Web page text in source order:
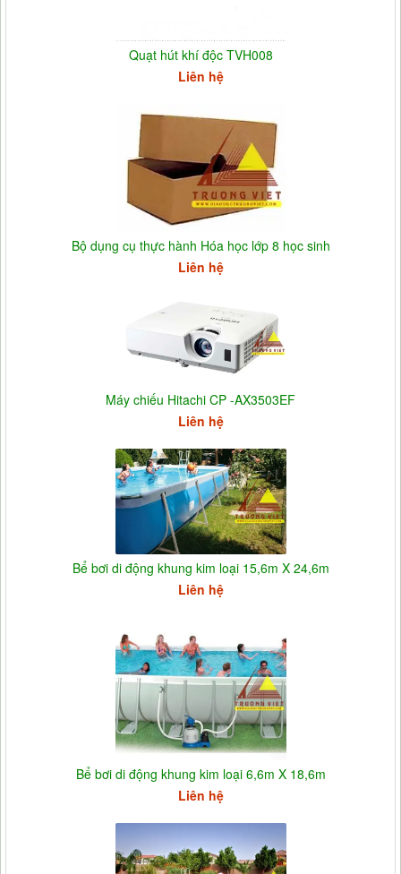
Quạt hút khí độc TVH008
Liên hệ
Bộ dụng cụ thực hành Hóa học lớp 8 học sinh
Liên hệ
Máy chiếu Hitachi CP -AX3503EF
Liên hệ
Bể bơi di động khung kim loại 15,6m X 24,6m
Liên hệ
Bể bơi di động khung kim loại 6,6m X 18,6m
Liên hệ